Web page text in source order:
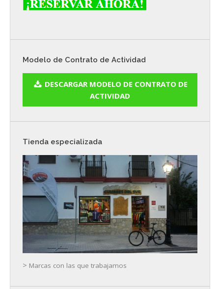
Modelo de Contrato de Actividad
DESCARGAR MODELO DE CONTRATO DE
ACTIVIDAD
Tienda especializada
> Marcas con las que trabajamos